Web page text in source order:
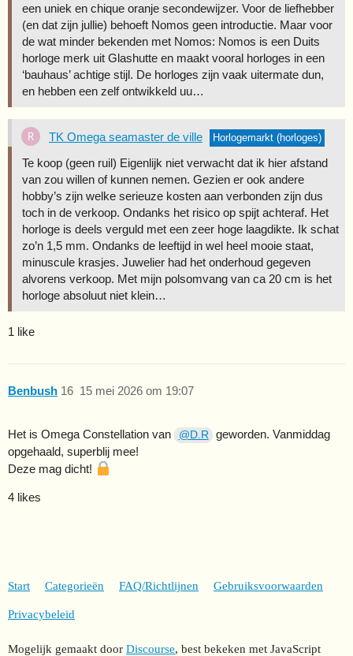
een uniek en chique oranje secondewijzer. Voor de liefhebber
(en dat zijn jullie) behoeft Nomos geen introductie. Maar voor
de wat minder bekenden met Nomos: Nomos is een Duits
horloge merk uit Glashutte en maakt vooral horloges in een
‘bauhaus’ achtige stijl. De horloges zijn vaak uitermate dun,
en hebben een zelf ontwikkeld uu…
TK Omega seamaster de ville Horlogemarkt (horloges)
Te koop (geen ruil) Eigenlijk niet verwacht dat ik hier afstand
van zou willen of kunnen nemen. Gezien er ook andere
hobby’s zijn welke serieuze kosten aan verbonden zijn dus
toch in de verkoop. Ondanks het risico op spijt achteraf. Het
horloge is deels verguld met een zeer hoge laagdikte. Ik schat
zo’n 1,5 mm. Ondanks de leeftijd in wel heel mooie staat,
minuscule krasjes. Juwelier had het onderhoud gegeven
alvorens verkoop. Met mijn polsomvang van ca 20 cm is het
horloge absoluut niet klein…
1 like
Benbush 15 mei 2026 om 19:07
16
Het is Omega Constellation van @D.R
geworden. Vanmiddag
opgehaald, superblij mee!
Deze mag dicht!
4 likes
Start Categorieën FAQ/Richtlijnen Gebruiksvoorwaarden
Privacybeleid
Mogelijk gemaakt door Discourse, best bekeken met JavaScript